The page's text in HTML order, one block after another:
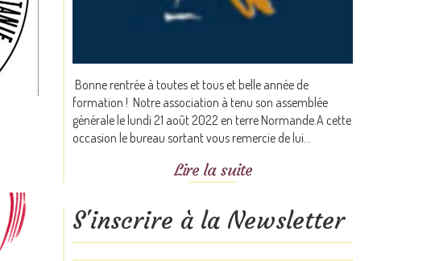
Bonne rentrée à toutes et tous et belle année de
formation ! Notre association à tenu son assemblée
générale le lundi 21 août 2022 en terre Normande.A cette
occasion le bureau sortant vous remercie de lui...
Lire la suite
S'inscrire à la Newsletter